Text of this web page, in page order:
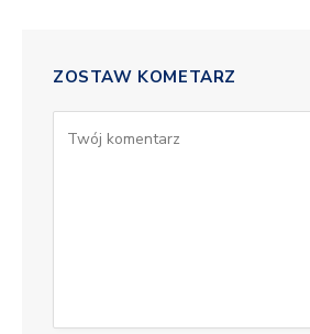
ZOSTAW KOMETARZ